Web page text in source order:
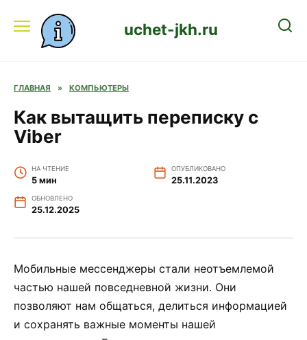
содержанию
uchet-jkh.ru
ГЛАВНАЯ » КОМПЬЮТЕРЫ
Как вытащить переписку с
Viber
НА ЧТЕНИЕ
5 мин
ОПУБЛИКОВАНО
25.11.2023
ОБНОВЛЕНО
25.12.2025
Мобильные мессенджеры стали неотъемлемой
частью нашей повседневной жизни. Они
позволяют нам общаться, делиться информацией
и сохранять важные моменты нашей